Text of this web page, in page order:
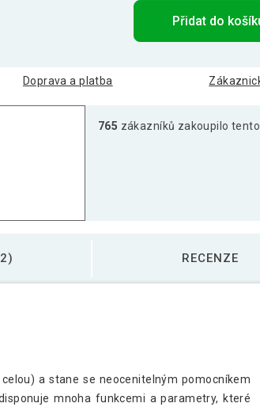
Přidat do
Doprava a platba
765 zákazníků zakoupilo
RECENZE
a stane se neocenitelným pomocníkem
mnoha funkcemi a parametry, které